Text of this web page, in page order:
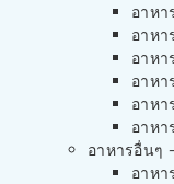
อาหา
อาหา
อาหา
อาหา
อาห
อาหา
อาหารอื่นๆ
อาหา